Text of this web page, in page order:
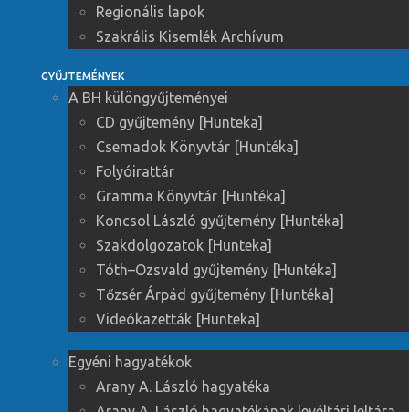
Regionális lapok
Szakrális Kisemlék Archívum
GYŰJTEMÉNYEK
A BH különgyűjteményei
CD gyűjtemény [Hunteka]
Csemadok Könyvtár [Huntéka]
Folyóirattár
Gramma Könyvtár [Huntéka]
Koncsol László gyűjtemény [Huntéka]
Szakdolgozatok [Hunteka]
Tóth–Ozsvald gyűjtemény [Huntéka]
Tőzsér Árpád gyűjtemény [Huntéka]
Videókazetták [Hunteka]
Egyéni hagyatékok
Arany A. László hagyatéka